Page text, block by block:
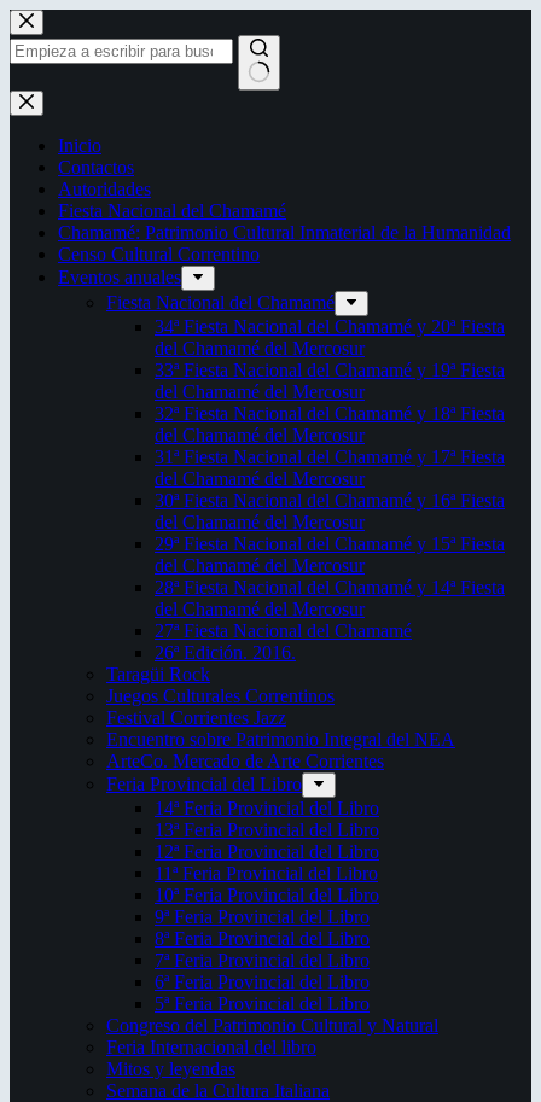
Saltar
al
contenido
Sin
resultados
Inicio
Contactos
Autoridades
Fiesta Nacional del Chamamé
Chamamé: Patrimonio Cultural Inmaterial de la Humanidad
Censo Cultural Correntino
Eventos anuales
Fiesta Nacional del Chamamé
34ª Fiesta Nacional del Chamamé y 20ª Fiesta
del Chamamé del Mercosur
33ª Fiesta Nacional del Chamamé y 19ª Fiesta
del Chamamé del Mercosur
32ª Fiesta Nacional del Chamamé y 18ª Fiesta
del Chamamé del Mercosur
31ª Fiesta Nacional del Chamamé y 17ª Fiesta
del Chamamé del Mercosur
30ª Fiesta Nacional del Chamamé y 16ª Fiesta
del Chamamé del Mercosur
29ª Fiesta Nacional del Chamamé y 15ª Fiesta
del Chamamé del Mercosur
28ª Fiesta Nacional del Chamamé y 14ª Fiesta
del Chamamé del Mercosur
27ª Fiesta Nacional del Chamamé
26ª Edición. 2016.
Taragüi Rock
Juegos Culturales Correntinos
Festival Corrientes Jazz
Encuentro sobre Patrimonio Integral del NEA
ArteCo. Mercado de Arte Corrientes
Feria Provincial del Libro
14ª Feria Provincial del Libro
13ª Feria Provincial del Libro
12ª Feria Provincial del Libro
11ª Feria Provincial del Libro
10ª Feria Provincial del Libro
9ª Feria Provincial del Libro
8ª Feria Provincial del Libro
7ª Feria Provincial del Libro
6ª Feria Provincial del Libro
5ª Feria Provincial del Libro
Congreso del Patrimonio Cultural y Natural
Feria Internacional del libro
Mitos y leyendas
Semana de la Cultura Italiana